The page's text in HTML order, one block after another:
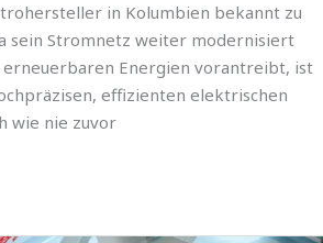
in Kolumbien bekannt zu
sein Stromnetz weiter modernisiert
erneuerbaren Energien vorantreibt, ist
effizienten elektrischen
wie nie zuvor